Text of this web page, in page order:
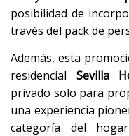
posibilidad de
través del pack de
Además, esta
residencial Sevilla
privado solo para
una experiencia
categoría del